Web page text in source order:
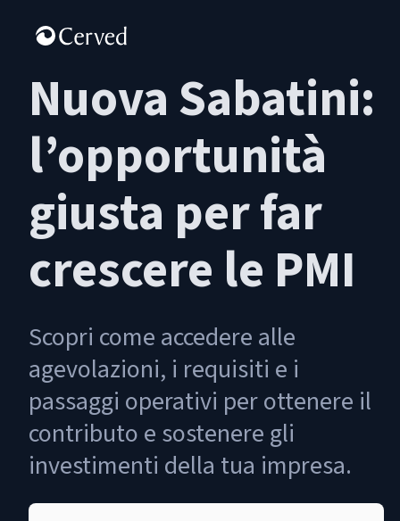
Nuova Sabatini:
l’opportunità
giusta per far
crescere le PMI
Scopri come accedere alle
agevolazioni, i requisiti e i
passaggi operativi per ottenere il
contributo e sostenere gli
investimenti della tua impresa.